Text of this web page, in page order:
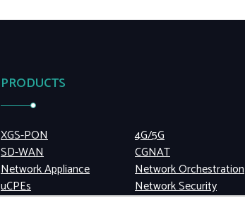
PRODUCTS
XGS-PON
SD-WAN
Network Appliance
uCPEs
4G/5G
CGNAT
Network Orchestration
Network Security